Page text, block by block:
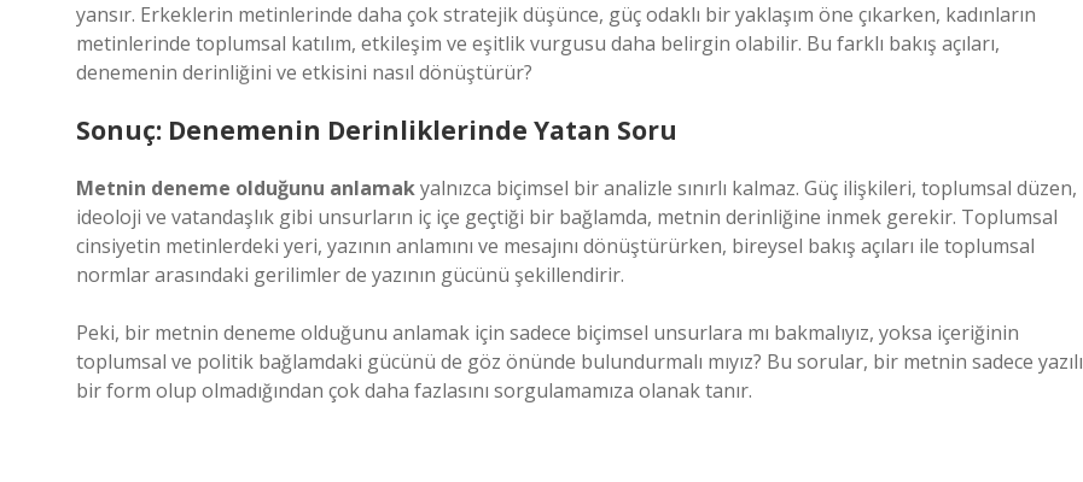
yansır. Erkeklerin metinlerinde daha çok stratejik düşünce, güç odaklı bir yaklaşım öne çıkarken, kadınların
metinlerinde toplumsal katılım, etkileşim ve eşitlik vurgusu daha belirgin olabilir. Bu farklı bakış açıları,
denemenin derinliğini ve etkisini nasıl dönüştürür?
Sonuç: Denemenin Derinliklerinde Yatan Soru
Metnin deneme olduğunu anlamakyalnızca biçimsel bir analizle sınırlı kalmaz. Güç ilişkileri, toplumsal düzen,
ideoloji ve vatandaşlık gibi unsurların iç içe geçtiği bir bağlamda, metnin derinliğine inmek gerekir. Toplumsal
cinsiyetin metinlerdeki yeri, yazının anlamını ve mesajını dönüştürürken, bireysel bakış açıları ile toplumsal
normlar arasındaki gerilimler de yazının gücünü şekillendirir.
Peki, bir metnin deneme olduğunu anlamak için sadece biçimsel unsurlara mı bakmalıyız, yoksa içeriğinin
toplumsal ve politik bağlamdaki gücünü de göz önünde bulundurmalı mıyız? Bu sorular, bir metnin sadece yazılı
bir form olup olmadığından çok daha fazlasını sorgulamamıza olanak tanır.